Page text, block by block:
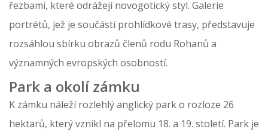
řezbami, které odrážejí novogotický styl. Galerie
portrétů, jež je součástí prohlídkové trasy, představuje
rozsáhlou sbírku obrazů členů rodu Rohanů a
významných evropských osobností.
Park a okolí zámku
K zámku náleží rozlehlý anglický park o rozloze 26
hektarů, který vznikl na přelomu 18. a 19. století. Park je